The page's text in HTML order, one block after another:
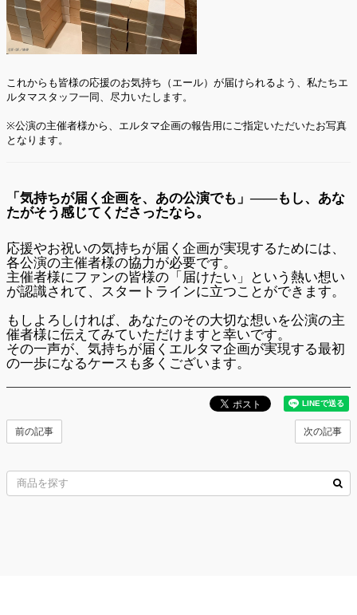
これからも皆様の応援のお気持ち（エール）が届けられるよう、私たちエ
ルタマスタッフ一同、尽力いたします。
※公演の主催者様から、エルタマ企画の報告用にご指定いただいたお写真
となります。
「気持ちが届く企画を、あの公演でも」――もし、あな
たがそう感じてくださったなら。
応援やお祝いの気持ちが届く企画が実現するためには、
各公演の主催者様の協力が必要です。
主催者様にファンの皆様の「届けたい」という熱い想い
が認識されて、スタートラインに立つことができます。
もしよろしければ、あなたのその大切な想いを公演の主
催者様に伝えてみていただけますと幸いです。
その一声が、 気持ちが届くエルタマ企画が実現する最初
の一歩になるケースも多くございます。
次の記事
前の記事